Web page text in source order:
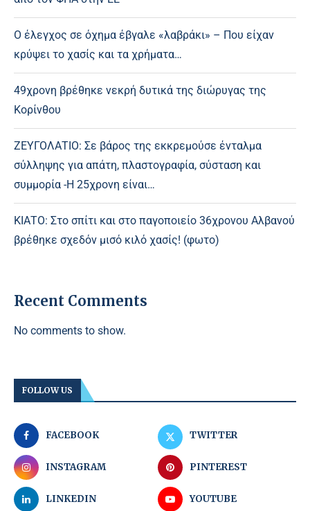
Ο έλεγχος σε όχημα έβγαλε «λαβράκι» – Που είχαν
κρύψει το χασίς και τα χρήματα…
49χρονη βρέθηκε νεκρή δυτικά της διώρυγας της
Κορίνθου
ΖΕΥΓΟΛΑΤΙΟ: Σε βάρος της εκκρεμούσε ένταλμα
σύλληψης για απάτη, πλαστογραφία, σύσταση και
συμμορία -Η 25χρονη είναι…
ΚΙΑΤΟ: Στο σπίτι και στο παγοποιείο 36χρονου Αλβανού
βρέθηκε σχεδόν μισό κιλό χασίς! (φωτο)
Recent Comments
No comments to show.
FOLLOW US
FACEBOOK TWITTER
INSTAGRAM PINTEREST
LINKEDIN YOUTUBE